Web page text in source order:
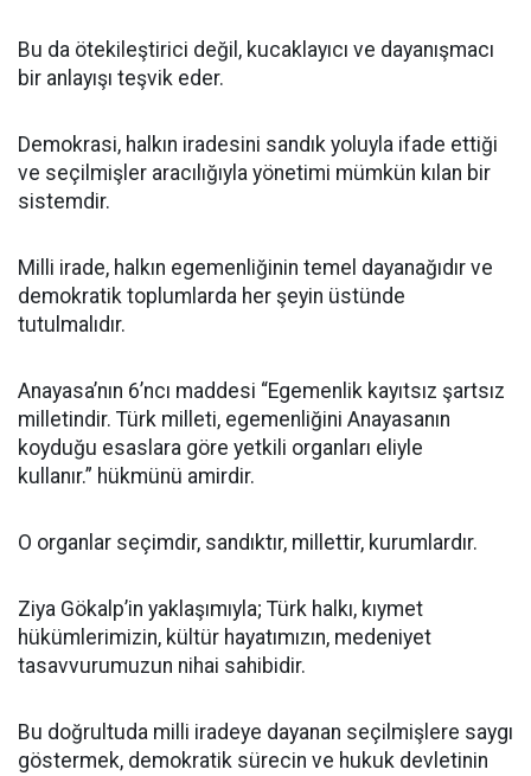
Bu da ötekileştirici değil, kucaklayıcı ve dayanışmacı
bir anlayışı teşvik eder.
Demokrasi, halkın iradesini sandık yoluyla ifade ettiği
ve seçilmişler aracılığıyla yönetimi mümkün kılan bir
sistemdir.
Milli irade, halkın egemenliğinin temel dayanağıdır ve
demokratik toplumlarda her şeyin üstünde
tutulmalıdır.
Anayasa’nın 6’ncı maddesi “Egemenlik kayıtsız şartsız
milletindir. Türk milleti, egemenliğini Anayasanın
koyduğu esaslara göre yetkili organları eliyle
kullanır.” hükmünü amirdir.
O organlar seçimdir, sandıktır, millettir, kurumlardır.
Ziya Gökalp’in yaklaşımıyla; Türk halkı, kıymet
hükümlerimizin, kültür hayatımızın, medeniyet
tasavvurumuzun nihai sahibidir.
Bu doğrultuda milli iradeye dayanan seçilmişlere saygı
göstermek, demokratik sürecin ve hukuk devletinin